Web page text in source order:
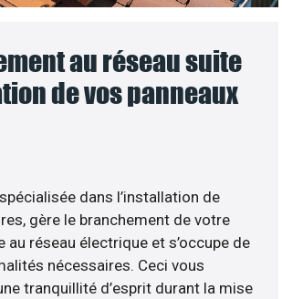
au réseau suite
de vos panneaux
dans l’installation de
gère le branchement de votre
au réseau électrique et s’occupe de
nécessaires. Ceci vous
tranquillité d’esprit durant la mise